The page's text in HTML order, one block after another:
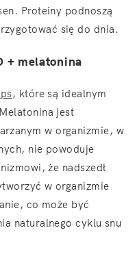
Proteiny podnoszą
się do dnia.
+ melatonina
, które są idealnym
jest
w organizmie, w
nie powoduje
że nadszedł
w organizmie
co może być
naturalnego cyklu snu